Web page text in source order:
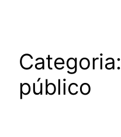
Categoria:
público